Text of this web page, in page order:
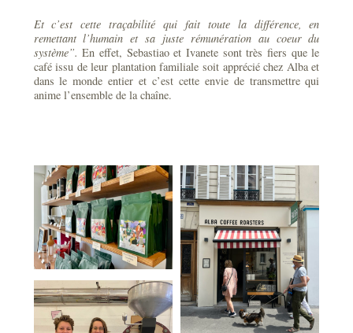
Et c’est cette traçabilité qui fait toute la différence, en
remettant l’humain et sa juste rémunération au coeur du
système”. En effet, Sebastiao et Ivanete sont très fiers que le
café issu de leur plantation familiale soit apprécié chez Alba et
dans le monde entier et c’est cette envie de transmettre qui
anime l’ensemble de la chaîne.